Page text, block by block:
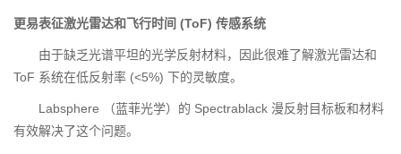
更易表征激光雷达和飞行时间 (ToF) 传感系统
由于缺乏光谱平坦的光学反射材料，因此很难了解激光雷达和
ToF 系统在低反射率 (<5%) 下的灵敏度。
Labsphere （蓝菲光学）的 Spectrablack 漫反射目标板和材料
有效解决了这个问题。